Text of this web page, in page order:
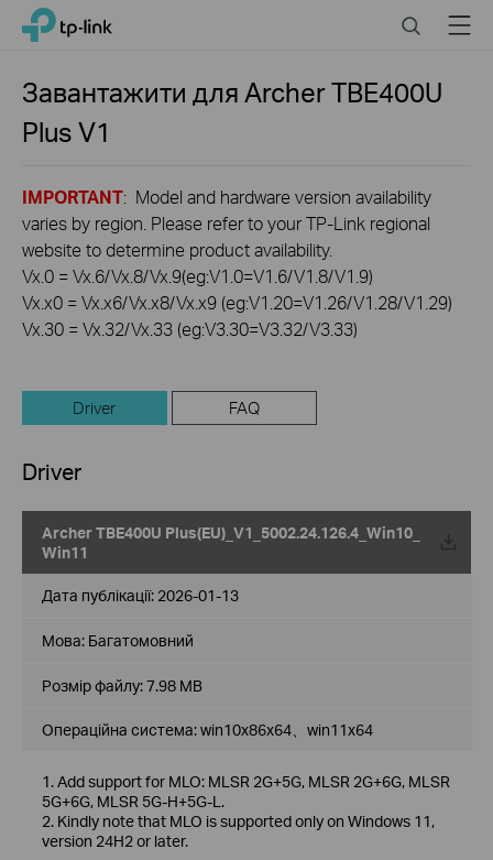
Click
navigation
TP-Link, Reliably Smart SearchMenu
Завантажити дляArcher TBE400U
PlusV1
IMPORTANT: Model and hardware version availability
varies by region. Please refer to your TP-Link regional
website to determine product availability.
Vx.0 = Vx.6/Vx.8/Vx.9(eg:V1.0=V1.6/V1.8/V1.9)
Vx.x0 = Vx.x6/Vx.x8/Vx.x9 (eg:V1.20=V1.26/V1.28/V1.29)
Vx.30 = Vx.32/Vx.33 (eg:V3.30=V3.32/V3.33)
Driver FAQ
Driver
Archer TBE400U Plus(EU)_V1_5002.24.126.4_Win10_
Win11
Дата публікації: 2026-01-13
Мова: Багатомовний
Розмір файлу:7.98 MB
Операційна система: win10x86x64、win11x64
1. Add support for MLO: MLSR 2G+5G, MLSR 2G+6G, MLSR
5G+6G, MLSR 5G-H+5G-L.
2. Kindly note that MLO is supported only on Windows 11,
version 24H2 or later.